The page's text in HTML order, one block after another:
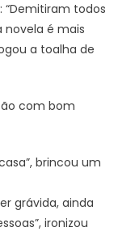
“Demitiram todos
novela é mais
a toalha de
com bom
brincou um
grávida, ainda
ironizou